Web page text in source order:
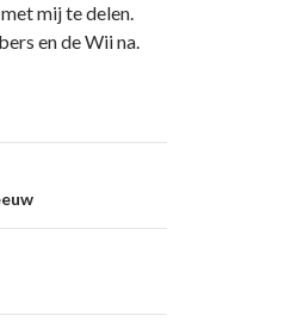
mij te delen.
en de Wii na.